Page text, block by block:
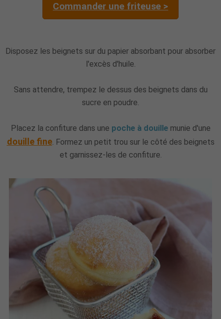
Commander une friteuse >
Disposez les beignets sur du papier absorbant pour absorber
l'excès d'huile.
Sans attendre, trempez le dessus des beignets dans du
sucre en poudre.
Placez la confiture dans une poche à douille munie d'une
douille fine. Formez un petit trou sur le côté des beignets
et garnissez-les de confiture.